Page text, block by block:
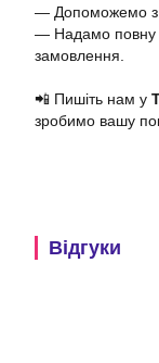
— Допоможемо з
— Надамо повну
замовлення.
📲 Пишіть нам у
зробимо вашу
Відгуки